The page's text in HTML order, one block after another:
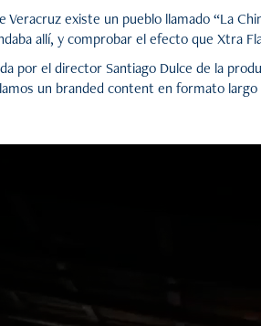
Veracruz existe un pueblo llamado “La
allí, y comprobar el efecto que Xtra
por el director Santiago Dulce de la
un branded content en formato